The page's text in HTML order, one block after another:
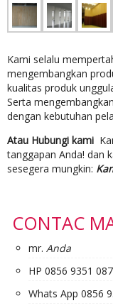
Kami selalu
mengembangkan
kualitas produk
Serta
dengan kebutuhan
Atau Hubungi kami
tanggapan Anda! dan
sesegera mungkin:
CONTAC
mr. Anda
HP 0856 9351
Whats App 0856